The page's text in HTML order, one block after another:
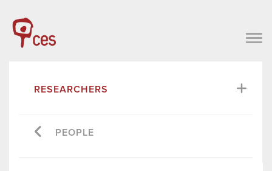
RESEARCHERS
PEOPLE